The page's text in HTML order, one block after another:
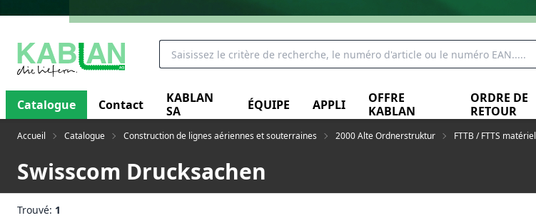
Catalogue Contact
KABLAN
SA
ÉQUIPE APPLI
OFFRE
KABLAN
ORDRE DE
RETOUR
Accueil Catalogue Construction de lignes aériennes et souterraines 2000 Alte Ordnerstruktur FTTB / FTTS matériel
Swisscom Drucksachen
Trouvé: 1